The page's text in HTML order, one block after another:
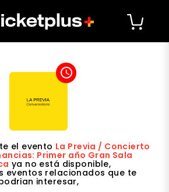
access_time
el evento La Previa / Concierto
Primer año Gran Sala
ya no está disponible,
eventos relacionados que te
interesar,